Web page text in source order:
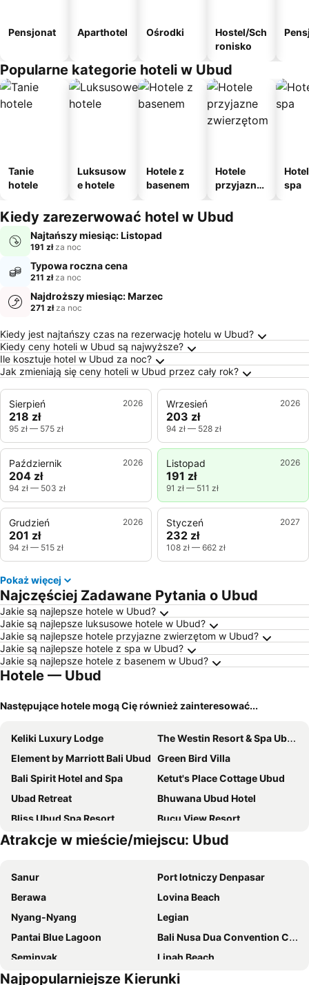
Pensjonat Aparthotel Ośrodki
Hostel/Sch
ronisko
Popularne kategorie hoteli w Ubud
Tanie
hotele
Luksusow
e hotele
Hotele z
basenem
Hotele
przyjazne
m
spa
Kiedy zarezerwować hotel w Ubud
Najtańszy miesiąc: Listopad
191 złza noc
Typowa roczna cena
211 złza noc
Najdroższy miesiąc: Marzec
271 złza noc
Najczęściej Zadawane Pytania o Ubud
Kiedy jest najtańszy czas na rezerwację hotelu w Ubud?
Kiedy ceny hoteli w Ubud są najwyższe?
Ile kosztuje hotel w Ubud za noc?
Jak zmieniają się ceny hoteli w Ubud przez cały rok?
Sierpień 2026
218 zł
95 zł — 575 zł
Wrzesień 2026
203 zł
94 zł — 528 zł
Październik 2026
204 zł
94 zł — 503 zł
Listopad 2026
191 zł
91 zł — 511 zł
Grudzień 2026
201 zł
94 zł — 515 zł
Styczeń 2027
232 zł
108 zł — 662 zł
Pokaż więcej
Najczęściej Zadawane Pytania o Ubud
Jakie są najlepsze hotele w Ubud?
Jakie są najlepsze luksusowe hotele w Ubud?
Jakie są najlepsze hotele przyjazne zwierzętom w Ubud?
Jakie są najlepsze hotele z spa w Ubud?
Jakie są najlepsze hotele z basenem w Ubud?
Hotele — Ubud
Następujące hotele mogą Cię również zainteresować...
Keliki Luxury Lodge
The Westin Resort & Spa Ubud, Bali
Element by Marriott Bali Ubud Green Bird Villa
Bali Spirit Hotel and Spa
Ketut's Place Cottage Ubud
Ubad Retreat
Bhuwana Ubud Hotel
Bliss Ubud Spa Resort
Bucu View Resort
Emana Akatara
Ulun Ubud Resort
SenS Hotel and Spa
Visesa Ubud Resort
Puri Sebali Resort Bali
Purana Suite Ubud
Budhi Ayu Villas Ubud
As I Am Ubud Retreat
Villa Sabandari
The Samaya Ubud
The Kanjeng Resort Ubud
Anumana De Suite
Kamajaya Villas
Jannata Resort and Spa
Atrakcje w mieście/miejscu: Ubud
Sanur
Port lotniczy Denpasar
Berawa
Lovina Beach
Nyang-Nyang
Legian
Pantai Blue Lagoon
Bali Nusa Dua Convention Center
Seminyak
Lipah Beach
Bali Collection
Pura Batu Bolong
Najpopularniejsze Kierunki